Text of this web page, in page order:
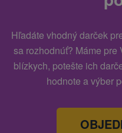
Hľadáte vhodný darček
sa rozhodnúť? Máme
blízkych, potešte ich
hodnote a výber